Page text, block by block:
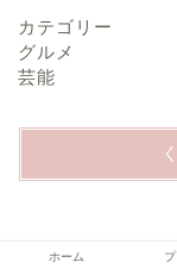
カテゴリー
グルメ
芸能
ホーム